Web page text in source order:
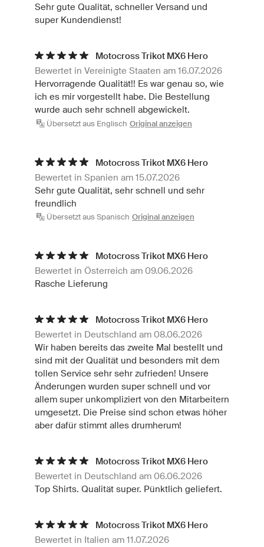
Sehr gute Qualität, schneller Versand und
super Kundendienst!
Motocross Trikot MX6 Hero
Bewertet in Vereinigte Staaten am 16.07.2026
Hervorragende Qualität!! Es war genau so, wie
ich es mir vorgestellt habe. Die Bestellung
wurde auch sehr schnell abgewickelt.
Übersetzt aus Englisch Original anzeigen
Motocross Trikot MX6 Hero
Bewertet in Spanien am 15.07.2026
Sehr gute Qualität, sehr schnell und sehr
freundlich
Übersetzt aus Spanisch Original anzeigen
Motocross Trikot MX6 Hero
Bewertet in Österreich am 09.06.2026
Rasche Lieferung
Motocross Trikot MX6 Hero
Bewertet in Deutschland am 08.06.2026
Wir haben bereits das zweite Mal bestellt und
sind mit der Qualität und besonders mit dem
tollen Service sehr sehr zufrieden! Unsere
Änderungen wurden super schnell und vor
allem super unkompliziert von den Mitarbeitern
umgesetzt. Die Preise sind schon etwas höher
aber dafür stimmt alles drumherum!
Motocross Trikot MX6 Hero
Bewertet in Deutschland am 06.06.2026
Top Shirts. Qualität super. Pünktlich geliefert.
Motocross Trikot MX6 Hero
Bewertet in Italien am 11.07.2026